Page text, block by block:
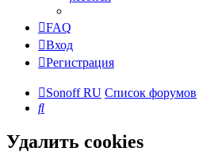
FAQ
Вход
Регистрация
Sonoff RU Список форумов
Поиск
Удалить cookies